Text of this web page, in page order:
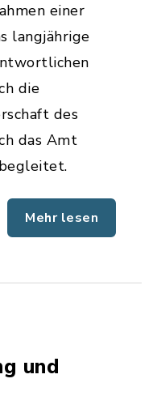
einer
langjährige
die
des
das Amt
Mehr lesen
und